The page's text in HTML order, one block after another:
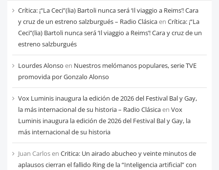
cada
mes
Crítica: ¡“La Ceci”(lia) Bartoli nunca será ‘Il viaggio a Reims’! Cara
y cruz de un estreno salzburgués – Radio Clásicaen Crítica: ¡“La
Ceci”(lia) Bartoli nunca será ‘Il viaggio a Reims’! Cara y cruz de un
estreno salzburgués
Lourdes Alonso en Nuestros melómanos populares, serie TVE
promovida por Gonzalo Alonso
Vox Luminis inaugura la edición de 2026 del Festival Bal y Gay,
la más internacional de su historia – Radio Clásicaen Vox
Luminis inaugura la edición de 2026 del Festival Bal y Gay, la
más internacional de su historia
Juan Carlosen Critica: Un airado abucheo y veinte minutos de
aplausos cierran el fallido Ring de la “Inteligencia artificial” con